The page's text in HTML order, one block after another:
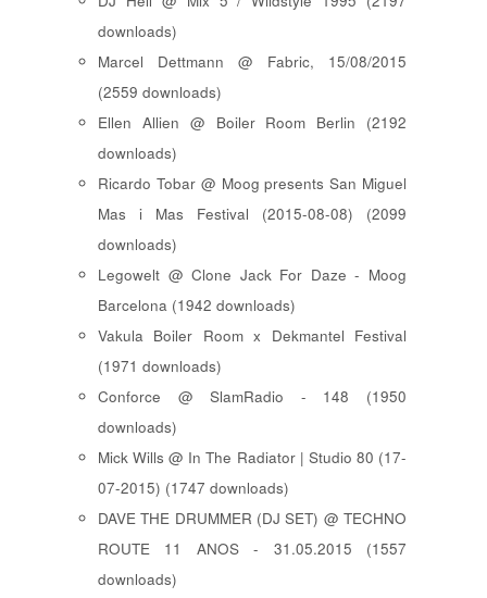
downloads)
Marcel Dettmann @ Fabric, 15/08/2015
(2559 downloads)
Ellen Allien @ Boiler Room Berlin (2192
downloads)
Ricardo Tobar @ Moog presents San Miguel
Mas i Mas Festival (2015-08-08) (2099
downloads)
Legowelt @ Clone Jack For Daze - Moog
Barcelona (1942 downloads)
Vakula Boiler Room x Dekmantel Festival
(1971 downloads)
Conforce @ SlamRadio - 148 (1950
downloads)
Mick Wills @ In The Radiator | Studio 80 (17-
07-2015) (1747 downloads)
DAVE THE DRUMMER (DJ SET) @ TECHNO
ROUTE 11 ANOS - 31.05.2015 (1557
downloads)